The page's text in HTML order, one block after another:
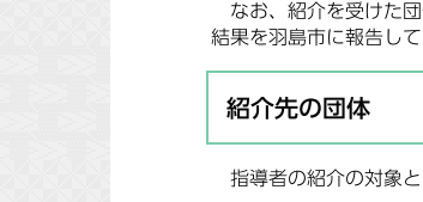
なお、紹介を受けた団
結果を羽島市に報告して
紹介先の団体
指導者の紹介の対象と